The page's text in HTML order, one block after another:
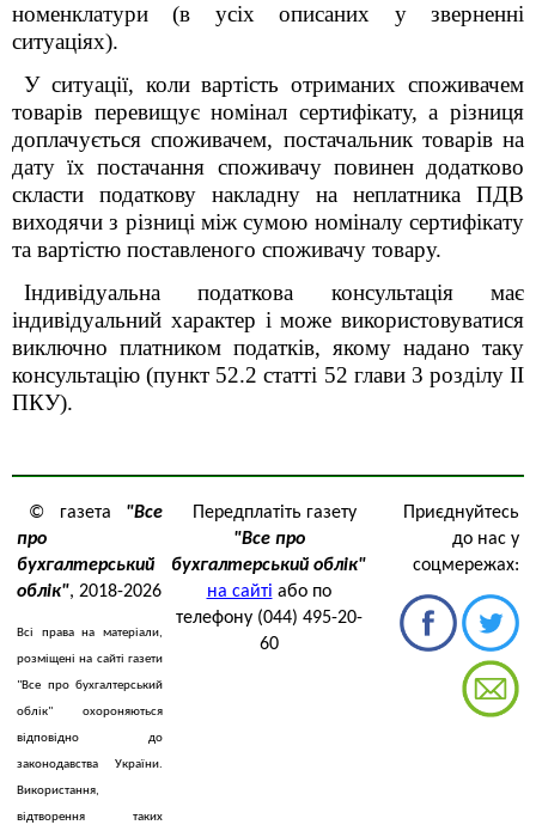
номенклатури (в усіх описаних у зверненні
ситуаціях).
У ситуації, коли вартість отриманих споживачем
товарів перевищує номінал сертифікату, а різниця
доплачується споживачем, постачальник товарів на
дату їх постачання споживачу повинен додатково
скласти податкову накладну на неплатника ПДВ
виходячи з різниці між сумою номіналу сертифікату
та вартістю поставленого споживачу товару.
Індивідуальна податкова консультація має
індивідуальний характер і може використовуватися
виключно платником податків, якому надано таку
консультацію (пункт 52.2 статті 52 глави 3 розділу ІІ
ПКУ).
© газета "Все
про
бухгалтерський
облік", 2018-2026
Всі права на матеріали,
розміщені на сайті газети
"Все про бухгалтерський
облік" охороняються
відповідно до
законодавства України.
Використання,
відтворення таких
Передплатіть газету
"Все про
бухгалтерський облік"
на сайті або по
телефону (044) 495-20-
60
Приєднуйтесь
до нас у
соцмережах: